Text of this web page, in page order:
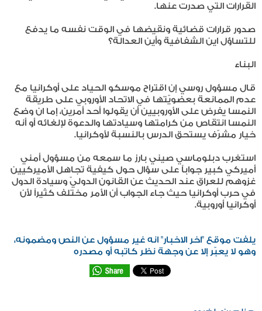
القرارات التي صدرت عنها.
صدور قرارات قضائية ونقيضها في الوقت نفسه ما يدفع
للتساؤل اين الشفافية وأين العدالة؟
البناء
قال مسؤول روسي إن اقتراح موسكو الحياد على أوكرانيا مع
عدم الممانعة بعضويّتها في الاتحاد الأوروبي على طريقة
النمسا يفرض على الأوروبيين أن يقولوا أحد أمرين، إما ان وضع
النمسا انتقاص من كرامتها وسيادتها والدعوة لإلغائه أو أنه
خيار مشرّف يستحق الدرس بالنسبة لأوكرانيا.
استغرب دبلوماسي صيني بارز ما سمعه من مسؤول أمني
أميركي كبير جواباً على سؤال حول كيفية تجاهل الأميركيين
غزوهم للعراق عند الحديث عن القانون الدوليّ وسيادة الدول
في حرب أوكرانيا حيث جاء الجواب أن الأمر مختلف كثيراً لأن
أوكرانيا أوروبية.
يلفت موقع "اخر الاخبار" انه غير مسؤول عن النص ومضمونه،
وهو لا يعبّر إلا عن وجهة نظر كاتبه أو مصدره